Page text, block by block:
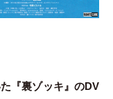
『裏ゾッキ』のDV